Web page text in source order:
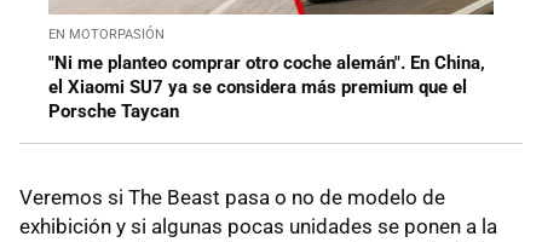
EN MOTORPASIÓN
"Ni me planteo comprar otro coche alemán". En China,
el Xiaomi SU7 ya se considera más premium que el
Porsche Taycan
Veremos si The Beast pasa o no de modelo de
exhibición y si algunas pocas unidades se ponen a la